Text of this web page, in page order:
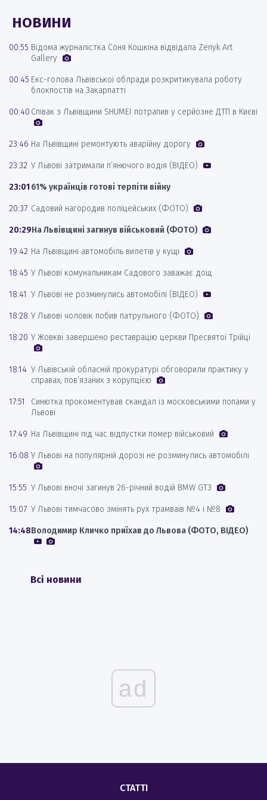
НОВИНИ
00:55 Відома журналістка Соня Кошкіна відвідала Zenyk Art
Gallery
00:45 Екс-голова Львівської облради розкритикувала роботу
блокпостів на Закарпатті
00:40 Співак з Львівщини SHUMEI потрапив у серйозне ДТП в Києві
23:46 На Львівщині ремонтують аварійну дорогу
23:32 У Львові затримали п’янючого водія (ВІДЕО)
23:01 61% українців готові терпіти війну
20:37 Садовий нагородив поліцейських (ФОТО)
20:29На Львівщині загинув військовий (ФОТО)
19:42 На Львівщині автомобіль вилетів у кущі
18:45 У Львові комунальникам Садового заважає дощ
18:41 У Львові не розминулись автомобілі (ВІДЕО)
18:28 У Львові чоловік побив патрульного (ФОТО)
18:20 У Жовкві завершено реставрацію церкви Пресвятої Трійці
18:14 У Львівській обласній прокуратурі обговорили практику у
справах, пов’язаних з корупцією
17:51
Синютка прокоментував скандал із московськими попами у
Львові
17:49 На Львівщині під час відпустки помер військовий
16:08 У Львові на популярній дорозі не розминулись автомобілі
15:55 У Львові вночі загинув 26-річний водій BMW GT3
15:07 У Львові тимчасово змінять рух трамваїв №4 і №8
14:48Володимир Кличко приїхав до Львова (ФОТО, ВІДЕО)
Всі новини
ad
СТАТТІ